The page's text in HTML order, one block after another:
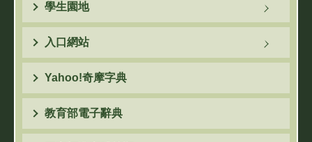
學生園地
入口網站
Yahoo!奇摩字典
教育部電子辭典